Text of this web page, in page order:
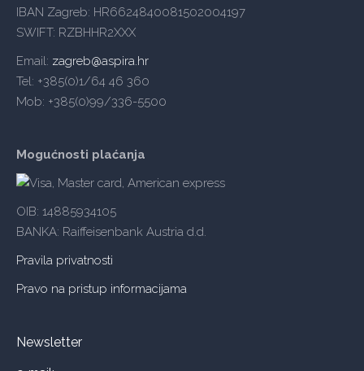
IBAN Zagreb: HR6624840081502004197
SWIFT: RZBHHR2XXX
Email: zagreb@aspira.hr
Tel: +385(0)1/64 46 360
Mob: +385(0)99/336-5500
Mogućnosti plaćanja
OIB: 14885934105
BANKA: Raiffeisenbank Austria d.d.
Pravila privatnosti
Pravo na pristup informacijama
Newsletter